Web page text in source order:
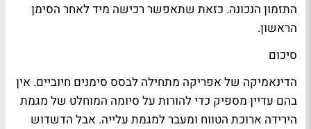
התזמון הנכונה. כזאת שתאפשר רכישה מיד לאחר הסימן
הראשון.
סיכום
הדינאמיקה של אפריקה מתחילה לבסס סימנים חיוביים. אין
בהם עדיין מספיק כדי להורות על סיומה המוחלט של מגמת
הירידה ארוכת הטווח ומעבר למגמת עלייה. אבל הדשדוש